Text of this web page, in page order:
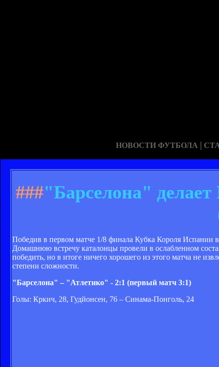
НОВОСТИ ФУТБОЛА |
###"Барселона"
Победив в первом матче 1/8 финала Кубка Короля Испании
Домашнюю встречу каталонцы провели в ослабленном
победить, но в итоге ничего хорошего из этого матча не
степени сложности.
"Барселона" – "Атлетико" - 2:1 (первый матч 3:1)
Голы: Кркич, 28, Гудйонсен, 76 – Синама-Понголь, 24